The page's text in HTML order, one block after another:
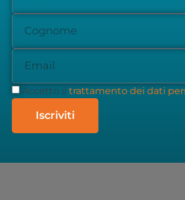
Accetto il trattamento dei dati
Iscriviti